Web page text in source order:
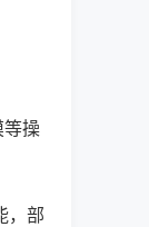
等操
，部